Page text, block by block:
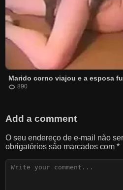
Marido corno viajou e a esposa
890
Add a comment
O seu endereço de e-mail não
obrigatórios são marcados com*